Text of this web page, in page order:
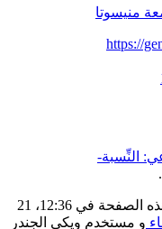
منيسوتا
https://
النِّسبة-
آخر تعديل على هذه الصفحة في 12:36، 21
و مستخدم ويكي الجندر